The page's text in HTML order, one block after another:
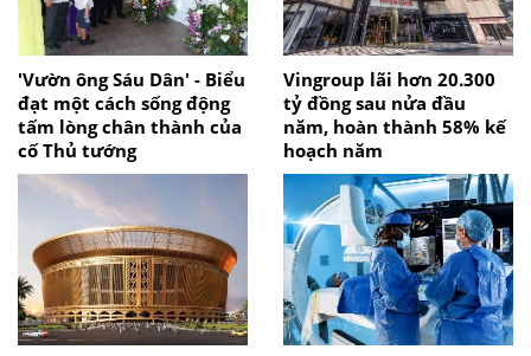
'Vườn ông Sáu Dân' - Biểu
đạt một cách sống động
tấm lòng chân thành của
cố Thủ tướng
Vingroup lãi hơn 20.300
tỷ đồng sau nửa đầu
năm, hoàn thành 58% kế
hoạch năm